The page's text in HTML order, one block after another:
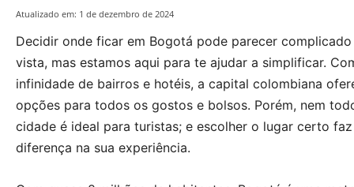
Atualizado em: 1 de dezembro de 2024
Decidir onde ficar em Bogotá pode parecer
vista, mas estamos aqui para te ajudar a simplificar.
infinidade de bairros e hotéis, a capital colombiana
opções para todos os gostos e bolsos. Porém, nem
cidade é ideal para turistas; e escolher o lugar certo
diferença na sua experiência.